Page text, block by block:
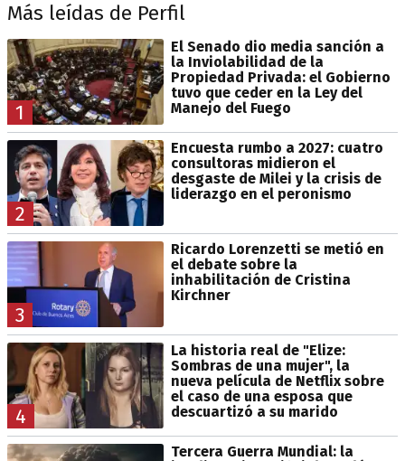
Más leídas de Perfil
1
El Senado dio media sanción a
la Inviolabilidad de la
Propiedad Privada: el Gobierno
tuvo que ceder en la Ley del
Manejo del Fuego
2
Encuesta rumbo a 2027: cuatro
consultoras midieron el
desgaste de Milei y la crisis de
liderazgo en el peronismo
3
Ricardo Lorenzetti se metió en
el debate sobre la
inhabilitación de Cristina
Kirchner
4
La historia real de "Elize:
Sombras de una mujer", la
nueva película de Netflix sobre
el caso de una esposa que
descuartizó a su marido
Tercera Guerra Mundial: la